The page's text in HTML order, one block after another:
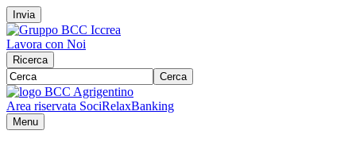
Invia
Lavora con Noi
Ricerca
Cerca
Area riservata SociRelaxBanking
Menu